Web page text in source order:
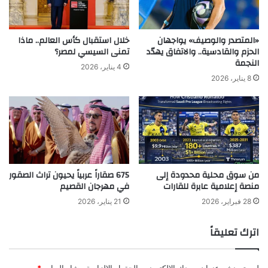
«المتصدر والوصيف» يواجهان
الحزم والقادسية.. والاتفاق يهدّد
النجمة
8 يناير، 2026
خلال استقبال كأس العالم.. ماذا
تمنى السيسي لمصر؟
4 يناير، 2026
من سوق محلية محدودة إلى
منصة إعلامية عابرة للقارات
28 فبراير، 2026
675 صقاراً عربياً يحيون تراث الصقور
في مهرجان القصيم
21 يناير، 2026
اترك تعليقاً